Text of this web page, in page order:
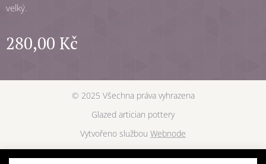
velký.
280,00 Kč
© 2025 Všechna práva vyhrazena
Glazed artician pottery
Vytvořeno službou Webnode